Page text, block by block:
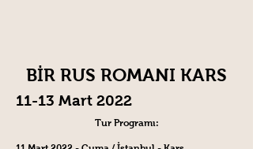
BİR RUS ROMANI KARS
11-13 Mart 2022
Tur Programı: